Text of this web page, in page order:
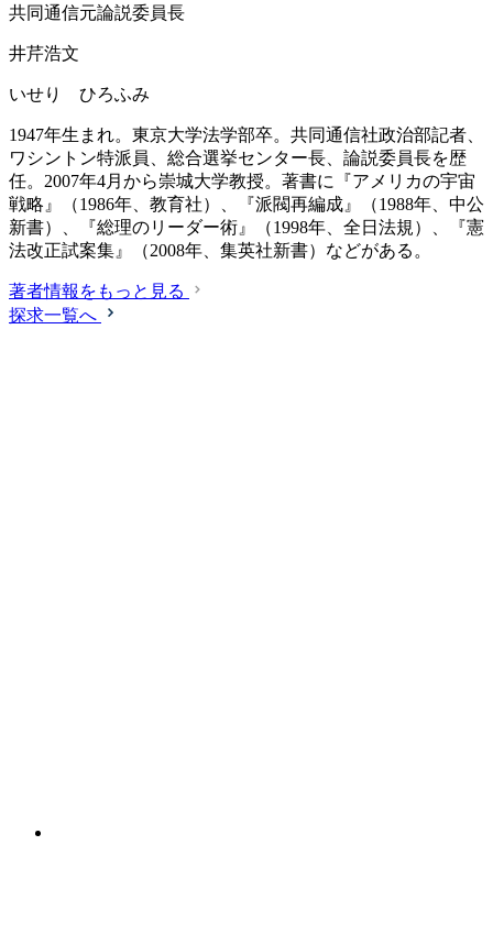
共同通信元論説委員長
井芹浩文
いせり ひろふみ
1947年生まれ。東京大学法学部卒。共同通信社政治部記者、
ワシントン特派員、総合選挙センター長、論説委員長を歴
任。2007年4月から崇城大学教授。著書に『アメリカの宇宙
戦略』（1986年、教育社）、『派閥再編成』（1988年、中公
新書）、『総理のリーダー術』（1998年、全日法規）、『憲
法改正試案集』（2008年、集英社新書）などがある。
著者情報をもっと見る
探求一覧へ